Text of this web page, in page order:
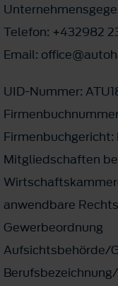
Telefon: +432982
Email:
UID-Nummer:
Firmenbuchgericht:
Mitgliedschaften
anwendbare
Gewerbeordnung
Aufsichtsbehörde/